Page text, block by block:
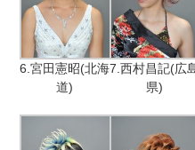
6.宮田憲昭(北海
道)
7.西村昌記(広
県)